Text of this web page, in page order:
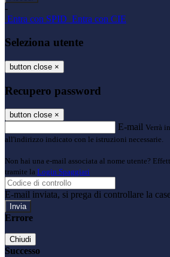
-
Entra con SPID Entra con CIE
Seleziona utente
button close ×
Recupero password
button close ×
E-mail Verrà
all'indirizzo indicato con le istruzioni necessarie.
Non hai una e-mail associata al nome utente?
tramite la Login Spaggiari
E-mail inviata, si prega di controllare la
Errore
Chiudi
Successo